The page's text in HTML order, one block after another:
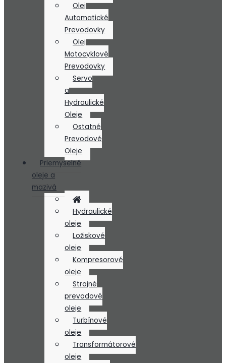
Olej
Automatické
Prevodovky
Olej
Motocyklové
Prevodovky
Servo
a
Hydraulické
Oleje
Ostatné
Prevodové
Oleje
Priemyselné
oleje a
mazivá
Hydraulické
oleje
Ložiskové
oleje
Kompresorové
oleje
Strojné
prevodové
oleje
Turbínové
oleje
Transformátorové
oleje